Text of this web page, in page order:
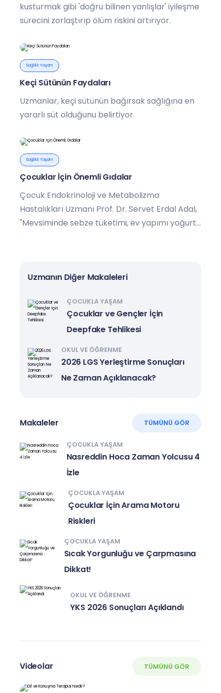
kusturmak gibi 'doğru bilinen yanlışlar' iyileşme
sürecini zorlaştırıp ölüm riskini artırıyor.
Sağlıklı Yaşam
Keçi Sütünün Faydaları
Uzmanlar, keçi sütünün bağırsak sağlığına en
yararlı süt olduğunu belirtiyor.
Sağlıklı Yaşam
Çocuklar İçin Önemli Gıdalar
Çocuk Endokrinoloji ve Metabolizma
Hastalıkları Uzmanı Prof. Dr. Servet Erdal Adal,
"Mevsiminde sebze tüketimi, ev yapımı yoğurt,
Uzmanın Diğer Makaleleri
ÇOCUKLA YAŞAM
Çocuklar ve Gençler İçin
Deepfake Tehlikesi
OKUL VE ÖĞRENME
2026 LGS Yerleştirme Sonuçları
Ne Zaman Açıklanacak?
Makaleler TÜMÜNÜ GÖR
ÇOCUKLA YAŞAM
Nasreddin Hoca Zaman Yolcusu 4
İzle
ÇOCUKLA YAŞAM
Çocuklar İçin Arama Motoru
Riskleri
ÇOCUKLA YAŞAM
Sıcak Yorgunluğu ve Çarpmasına
Dikkat!
OKUL VE ÖĞRENME
YKS 2026 Sonuçları Açıklandı
Videolar TÜMÜNÜ GÖR